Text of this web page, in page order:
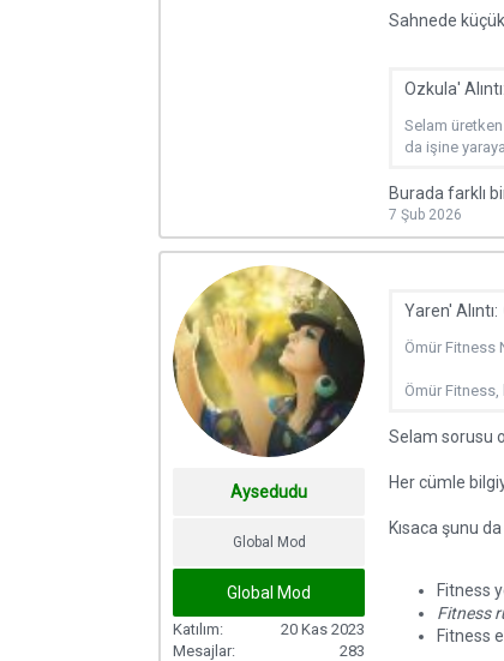
Sahnede
Ozkula' Alıntı:
Selam
da işine
Burada farklı
7 Şub 2026
Aysedudu
Global Mod
Global Mod
Katılım
20 Kas 2023
Mesajlar
283
Yaren' Alıntı:
Ömür Fitness
Ömür
Selam sorusu
Her cümle
Kısaca şunu
Fitness
Fitness
Fitness